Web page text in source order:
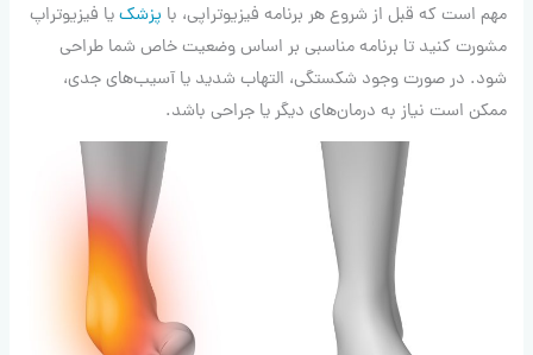
مهم است که قبل از شروع هر برنامه فیزیوتراپی، با پزشکیا فیزیوتراپ
مشورت کنید تا برنامه مناسبی بر اساس وضعیت خاص شما طراحی
شود. در صورت وجود شکستگی، التهاب شدید یا آسیب‌های جدی،
ممکن است نیاز به درمان‌های دیگر یا جراحی باشد.